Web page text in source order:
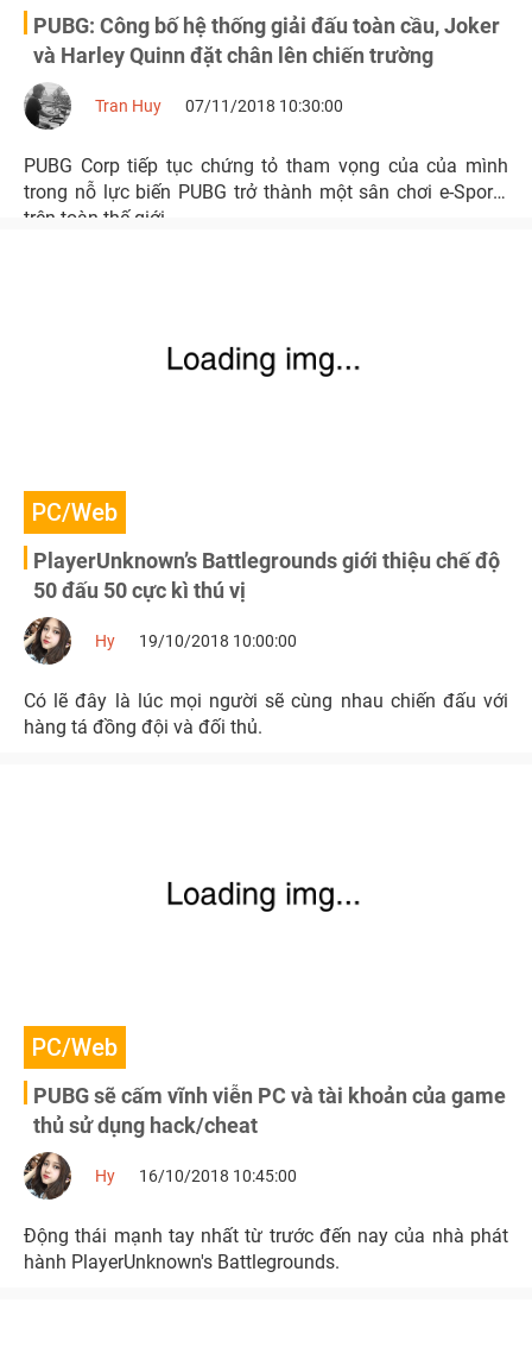
PUBG: Công bố hệ thống giải đấu toàn cầu, Joker
và Harley Quinn đặt chân lên chiến trường
Tran Huy 07/11/2018 10:30:00
PUBG Corp tiếp tục chứng tỏ tham vọng của của mình
trong nỗ lực biến PUBG trở thành một sân chơi e-Sports
trên toàn thế giới.
PC/Web
PlayerUnknown’s Battlegrounds giới thiệu chế độ
50 đấu 50 cực kì thú vị
Hy 19/10/2018 10:00:00
Có lẽ đây là lúc mọi người sẽ cùng nhau chiến đấu với
hàng tá đồng đội và đối thủ.
PC/Web
PUBG sẽ cấm vĩnh viễn PC và tài khoản của game
thủ sử dụng hack/cheat
Hy 16/10/2018 10:45:00
Động thái mạnh tay nhất từ trước đến nay của nhà phát
hành PlayerUnknown's Battlegrounds.